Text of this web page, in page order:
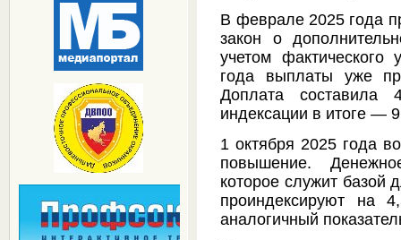
В феврале 2025 года
закон о
учетом
года выплаты уже
Доплата
индексации в итоге —
1 октября 2025 года
повышение.
которое служит базой
проиндексируют на
аналогичный